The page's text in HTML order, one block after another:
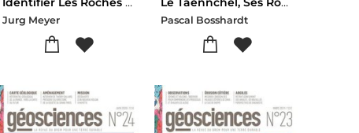
Jurg Meyer Pascal Bosshardt